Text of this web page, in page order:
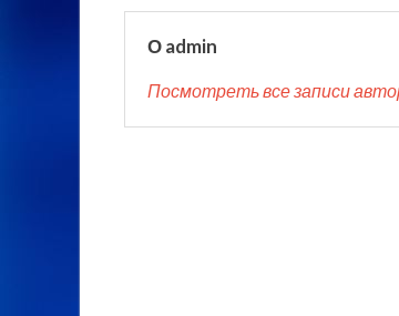
О admin
Посмотреть все записи